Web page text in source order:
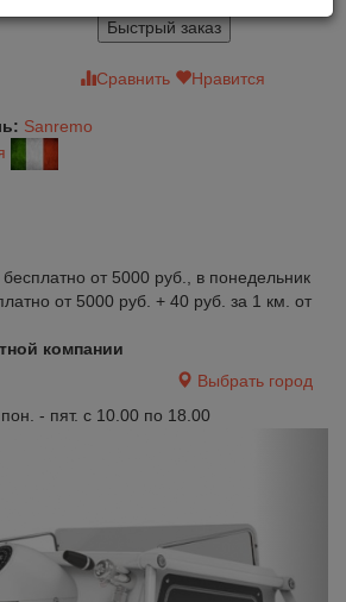
Быстрый заказ
Сравнить
Нравится
Sanremo
бесплатно от 5000 руб., в понедельник
от 5000 руб. + 40 руб. за 1 км. от
компании
Выбрать город
- пят. с 10.00 по 18.00